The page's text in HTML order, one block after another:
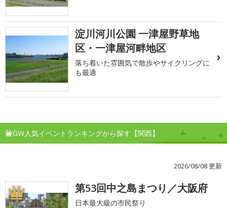
淀川河川公園 一津屋野草地
区・一津屋河畔地区
落ち着いた雰囲気で散歩やサイクリングに
も最適
GW人気イベントランキングから探す【関西】
2026/08/08 更新
1 第53回中之島まつり／大阪府
日本最大級の市民祭り